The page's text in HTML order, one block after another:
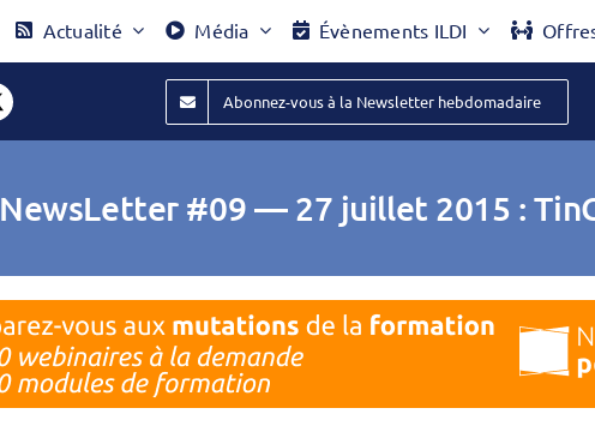
Actualité Média Évènements ILDI
Abonnez-vous à la Newsletter hebdomadaire
NewsLetter #09 — 27 juillet 2015 :